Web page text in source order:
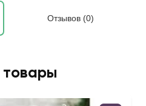
Отзывов (0)